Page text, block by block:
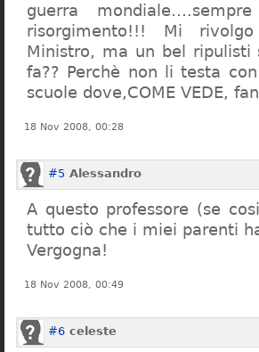
guerra
risorgimento!!! Mi
Ministro, ma un bel ripulisti
fa?? Perchè non li testa
scuole dove,COME VEDE,
18 Nov 2008, 00:28
#5 Alessandro
A questo professore (se
tutto ciò che i miei parenti
Vergogna!
18 Nov 2008, 00:49
#6 celeste